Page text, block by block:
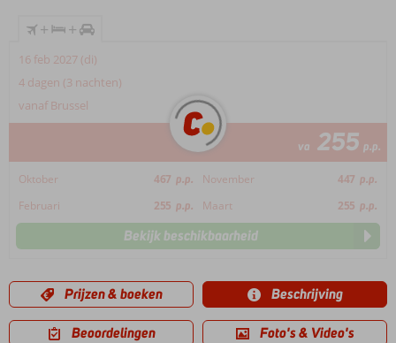
+ +
16 feb 2027 (di)
4 dagen (3 nachten)
vanaf Brussel
va 255 p.p.
Oktober 467 p.p. November 447 p.p.
Februari
255 p.p. Maart 255 p.p.
Bekijk beschikbaarheid
Prijzen & boeken Beschrijving
Beoordelingen Foto's & Video's